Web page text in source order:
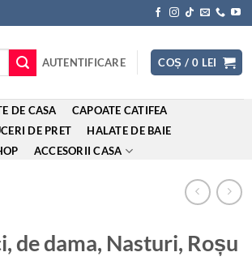
AUTENTIFICARE COȘ / 0 LEI
DE CASA
CAPOATE CATIFEA
DE PRET
HALATE DE BAIE
ACCESORII CASA
de dama, Nasturi, Roșu